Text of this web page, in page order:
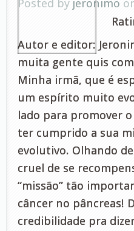
Posted by jeronimo
Autor e editor:
muita gente quis
Minha irmã, que é
um espírito muito
lado para promover
ter cumprido a sua
evolutivo. Olhando
cruel de se
“missão” tão
câncer no pâncreas!
credibilidade pra